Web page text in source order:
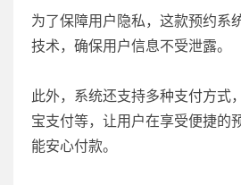
为了保障用户隐私，这款预约系
技术，确保用户信息不受泄露。
此外，系统还支持多种支付方式
宝支付等，让用户在享受便捷的
能安心付款。